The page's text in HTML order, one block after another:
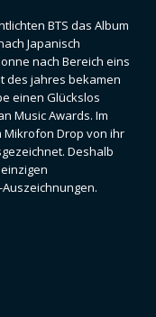
BTS das Album
Japanisch
nach Bereich eins
des jahres bekamen
einen Glückslos
Music Awards. Im
Drop von ihr
Deshalb